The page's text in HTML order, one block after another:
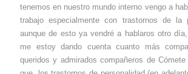
tenemos en nuestro mundo interno vengo a
trabajo especialmente con trastornos de la
aunque de esto ya vendré a hablaros otro
me estoy dando cuenta cuanto más
queridos y admirados compañeros de